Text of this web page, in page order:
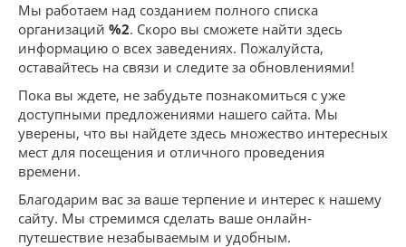
ПРЕДЛОЖЕНИЯ
СТАТЬИ
УСЛУГИ
Мы работаем над созданием полного списка
организаций %2. Скоро вы сможете найти здесь
информацию о всех заведениях. Пожалуйста,
оставайтесь на связи и следите за обновлениями!
Пока вы ждете, не забудьте познакомиться с уже
доступными предложениями нашего сайта. Мы
уверены, что вы найдете здесь множество интересных
мест для посещения и отличного проведения
времени.
Благодарим вас за ваше терпение и интерес к нашему
сайту. Мы стремимся сделать ваше онлайн-
путешествие незабываемым и удобным.